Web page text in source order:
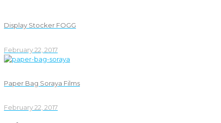
Display Stocker FOGG
February 22, 2017
Paper Bag Soraya Films
February 22, 2017